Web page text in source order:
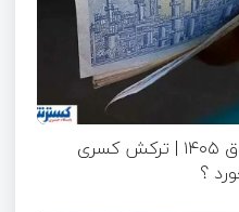
پیش بینی میزان افزایش حقوق ۱۴۰۵ | ترکش کسری
؟